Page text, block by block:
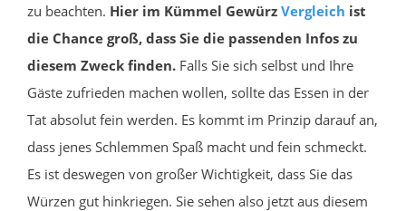
zu beachten. Hier im Kümmel Gewürz Vergleich ist
die Chance groß, dass Sie die passenden Infos zu
diesem Zweck finden. Falls Sie sich selbst und Ihre
Gäste zufrieden machen wollen, sollte das Essen in der
Tat absolut fein werden. Es kommt im Prinzip darauf an,
dass jenes Schlemmen Spaß macht und fein schmeckt.
Es ist deswegen von großer Wichtigkeit, dass Sie das
Würzen gut hinkriegen. Sie sehen also jetzt aus diesem